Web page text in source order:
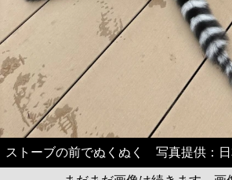
ストーブの前でぬくぬく 写真提供：